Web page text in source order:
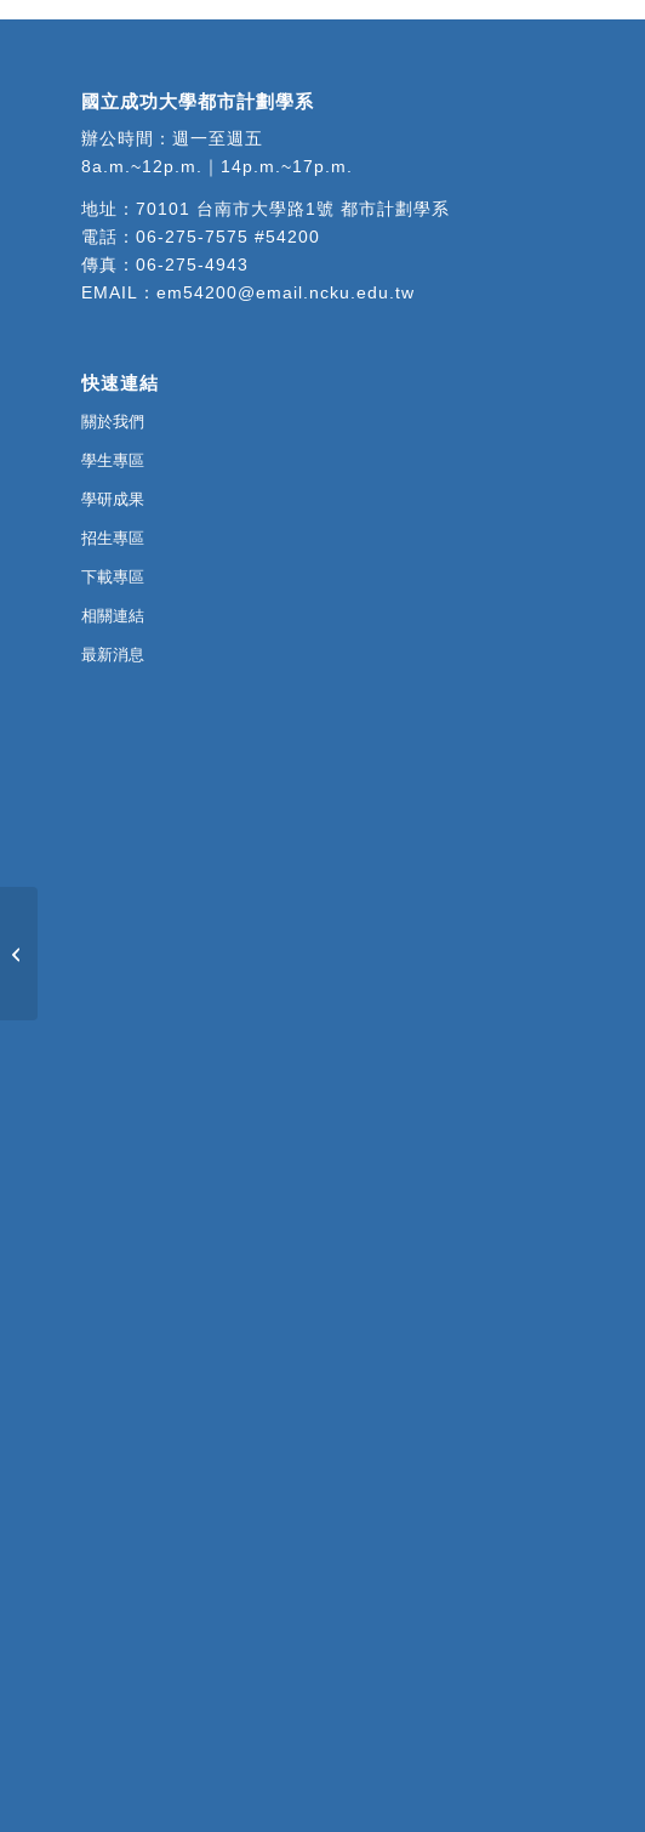
國立成功大學都市計劃學系
辦公時間：週一至週五
8a.m.~12p.m.｜14p.m.~17p.m.
地址： 70101 台南市大學路1號 都市計劃學系
電話： 06-275-7575 #54200
傳真：06-275-4943
EMAIL： em54200@email.ncku.edu.tw
快速連結
關於我們
學生專區
學研成果
招生專區
下載專區
相關連結
最新消息